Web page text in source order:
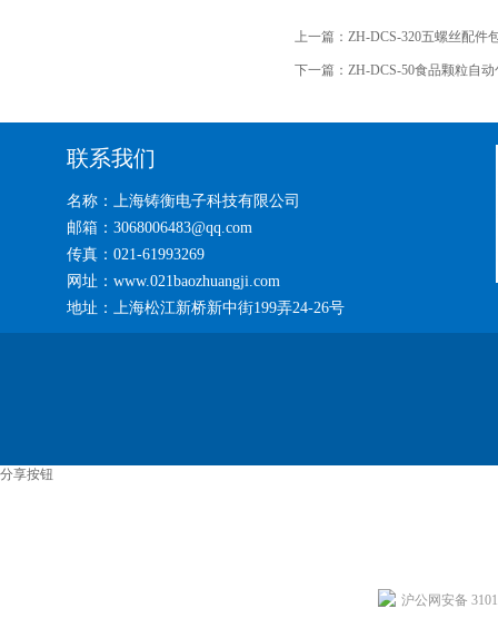
上一篇： ZH-DCS-320五螺丝配件
下一篇： ZH-DCS-50食品颗粒自
联系我们
名称：上海铸衡电子科技有限公司
邮箱：3068006483@qq.com
传真：021-61993269
网址：www.021baozhuangji.com
地址：上海松江新桥新中街199弄24-26号
分享按钮
沪公网安备